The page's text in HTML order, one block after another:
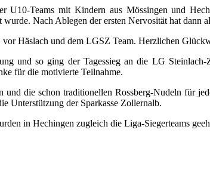
Teams mit Kindern aus Mössingen und
Nach Ablegen der ersten Nervosität hat dann
Häslach und dem LGSZ Team. Herzlichen
und so ging der Tagessieg an die LG
für die motivierte Teilnahme.
die schon traditionellen Rossberg-Nudeln für
Unterstützung der Sparkasse Zollernalb.
in Hechingen zugleich die Liga-Siegerteams